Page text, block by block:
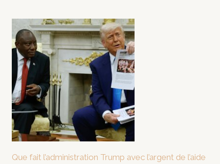
Que fait l’administration Trump avec l’argent de l’aide